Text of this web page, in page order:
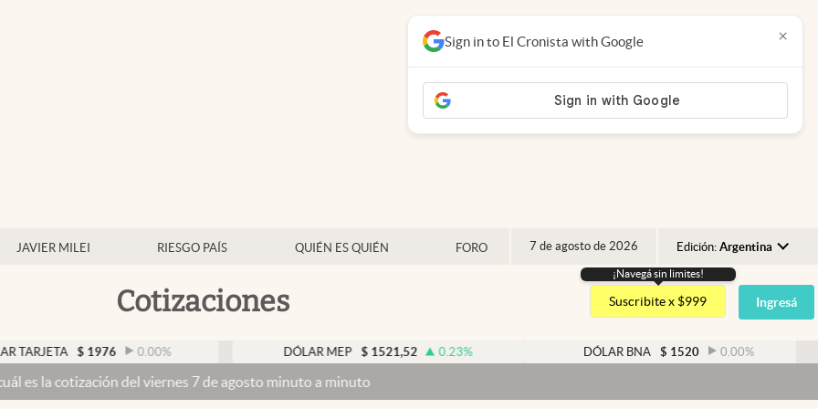
JAVIER MILEI RIESGO PAÍS QUIÉN ES QUIÉN FORO 7 de agosto de 2026 Edición: Argentina
Argentina
España
USA
Cotizaciones
¡Navegá sin limites!
Suscribite x $999 Ingresá
$ 1976 0.00% DÓLAR MEP $ 1521,52 0.23% $ 1520 0.00%
del viernes 7 de agosto minuto a minuto
Sign in to El Cronista with Google ×